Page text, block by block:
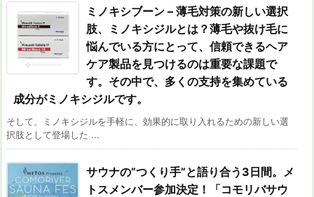
ミノキシブーン – 薄毛対策の新しい選択
肢、ミノキシジルとは？薄毛や抜け毛に
悩んでいる方にとって、信頼できるヘア
ケア製品を見つけるのは重要な課題で
す。その中で、多くの支持を集めている
成分がミノキシジルです。
そして、ミノキシジルを手軽に、効果的に取り入れるための新しい選
択肢として登場した ...
サウナの”つくり手”と語り合う3日間。メ
トスメンバー参加決定！「コモリバサウ